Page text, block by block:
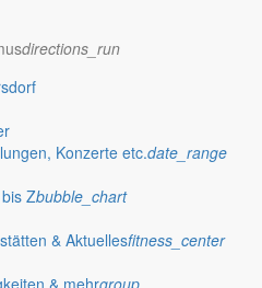
directions_run
Konzerte etc.date_range
Zbubble_chart
& Aktuellesfitness_center
& mehrgroup